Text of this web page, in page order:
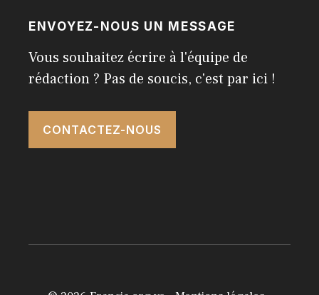
ENVOYEZ-NOUS UN MESSAGE
Vous souhaitez écrire à l'équipe de
rédaction ? Pas de soucis, c'est par ici !
CONTACTEZ-NOUS